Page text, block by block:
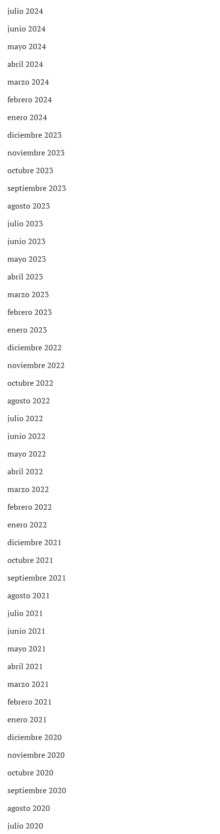
julio 2024
junio 2024
mayo 2024
abril 2024
marzo 2024
febrero 2024
enero 2024
diciembre 2023
noviembre 2023
octubre 2023
septiembre 2023
agosto 2023
julio 2023
junio 2023
mayo 2023
abril 2023
marzo 2023
febrero 2023
enero 2023
diciembre 2022
noviembre 2022
octubre 2022
agosto 2022
julio 2022
junio 2022
mayo 2022
abril 2022
marzo 2022
febrero 2022
enero 2022
diciembre 2021
octubre 2021
septiembre 2021
agosto 2021
julio 2021
junio 2021
mayo 2021
abril 2021
marzo 2021
febrero 2021
enero 2021
diciembre 2020
noviembre 2020
octubre 2020
septiembre 2020
agosto 2020
julio 2020